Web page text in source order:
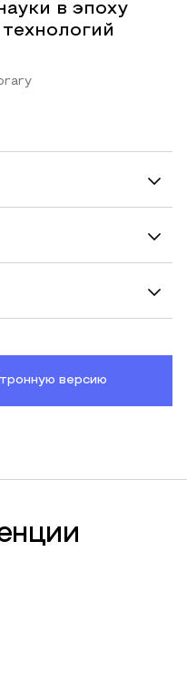
в эпоху
версию